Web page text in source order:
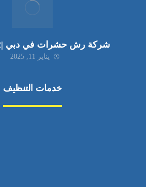
شركة رش حشرات في دبي |0545704502
يناير 11, 2025
خدمات التنظيف